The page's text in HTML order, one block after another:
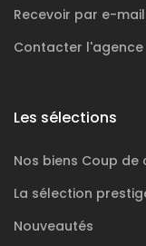
Recevoir par e-
Contacter l'agence
Les sélections
Nos biens Coup de
La sélection
Nouveautés